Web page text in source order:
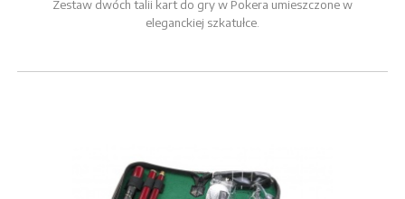
Zestaw dwóch talii kart do gry w Pokera umieszczone w
eleganckiej szkatułce.